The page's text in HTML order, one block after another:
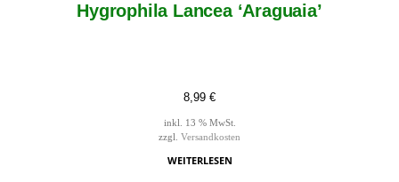
Hygrophila Lancea ‘Araguaia’
8,99 €
inkl. 13 % MwSt.
zzgl. Versandkosten
WEITERLESEN